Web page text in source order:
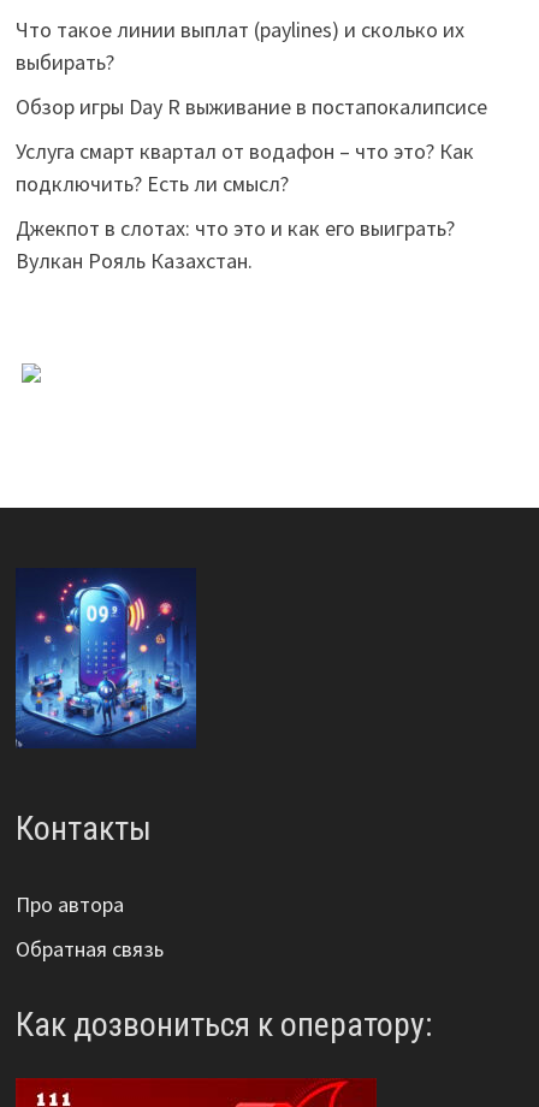
Что такое линии выплат (paylines) и сколько их
выбирать?
Обзор игры Day R выживание в постапокалипсисе
Услуга смарт квартал от водафон – что это? Как
подключить? Есть ли смысл?
Джекпот в слотах: что это и как его выиграть?
Вулкан Рояль Казахстан.
Контакты
Про автора
Обратная связь
Как дозвониться к оператору: